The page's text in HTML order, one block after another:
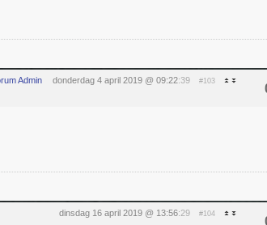
Admin donderdag 4 april 2019 @ 09:22:39 #103
dinsdag 16 april 2019 @ 13:56:29 #104